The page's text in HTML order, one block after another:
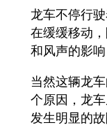
龙车不停行
在缓缓移动
和风声的影响
当然这辆龙
个原因，龙
发生明显的故